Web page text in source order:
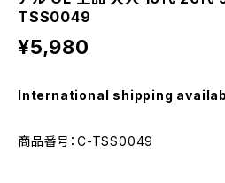
TSS0049
¥5,980
International shipping
商品番号：C-TSS0049